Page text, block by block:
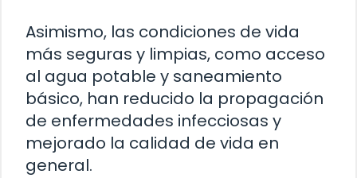
Asimismo, las condiciones de vida
más seguras y limpias, como acceso
al agua potable y saneamiento
básico, han reducido la propagación
de enfermedades infecciosas y
mejorado la calidad de vida en
general.